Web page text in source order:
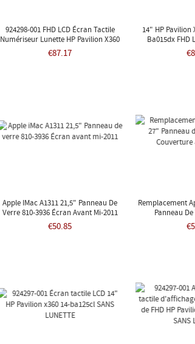
924298-001 FHD LCD Écran Tactile
Numériseur Lunette HP Pavilion X360
14m-BA013DX
€87.17
14" HP Pavilion
Ba015dx FHD
Apple IMac A1311 21,5" Panneau De
Verre 810-3936 Écran Avant Mi-2011
€50.85
Remplacement
Panneau
Couverture